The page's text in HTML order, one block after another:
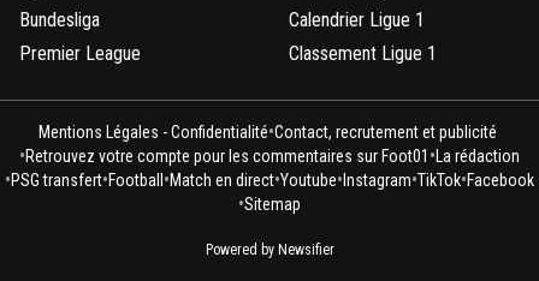
Bundesliga
Premier League
Calendrier Ligue 1
Classement Ligue 1
Mentions Légales - Confidentialité•Contact, recrutement et publicité
•Retrouvez votre compte pour les commentaires sur Foot01 • La rédaction
•PSG transfert•Football •Match en direct•Youtube• Instagram•TikTok•Facebook
•Sitemap
Powered by Newsifier